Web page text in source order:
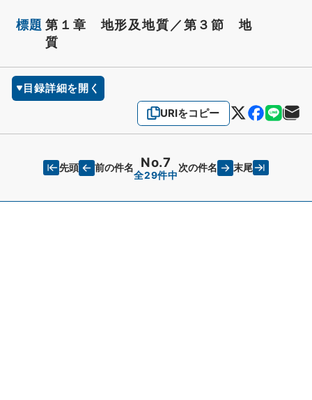
標題 第１章 地形及地質／第３節 地
質
目録詳細を開く
URIをコピー
先頭 前の件名 No.7
全29件中
次の件名 末尾